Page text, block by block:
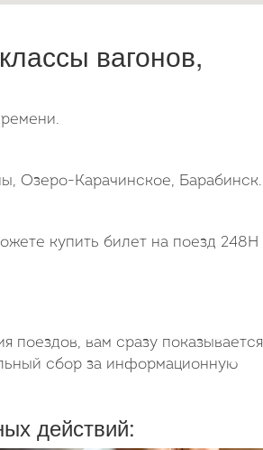
вагонов,
Озеро-Карачинское, Барабинск.
купить билет на поезд 248Н
поездов, вам сразу показывается
сбор за информационную
действий: